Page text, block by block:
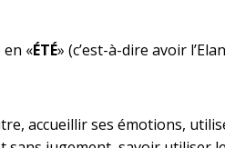
«ÉTÉ» (c’est-à-dire avoir
accueillir ses émotions,